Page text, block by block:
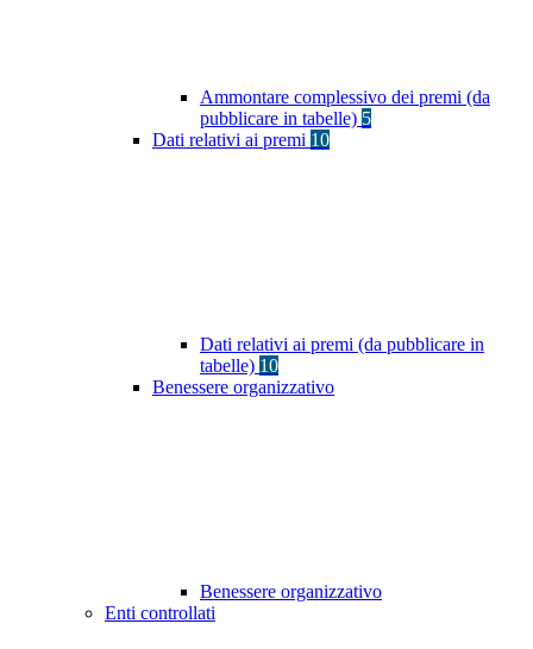
Ammontare complessivo dei premi (da
pubblicare in tabelle) 5
Dati relativi ai premi 10
Dati relativi ai premi (da pubblicare in
tabelle) 10
Benessere organizzativo
Benessere organizzativo
Enti controllati